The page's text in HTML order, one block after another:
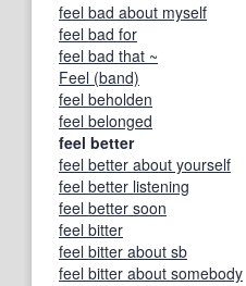
feel bad about myself
feel bad for
feel bad that ~
Feel (band)
feel beholden
feel belonged
feel better
feel better about yourself
feel better listening
feel better soon
feel bitter
feel bitter about sb
feel bitter about somebody